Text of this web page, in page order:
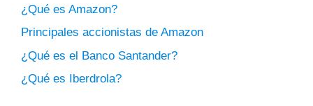
¿Qué es Amazon?
Principales accionistas de Amazon
¿Qué es el Banco Santander?
¿Qué es Iberdrola?